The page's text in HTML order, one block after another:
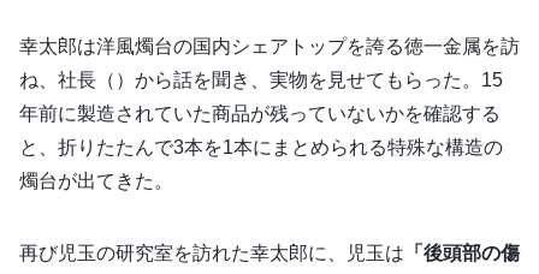
幸太郎は洋風燭台の国内シェアトップを誇る徳一金属を訪
ね、社長（）から話を聞き、実物を見せてもらった。15
年前に製造されていた商品が残っていないかを確認する
と、折りたたんで3本を1本にまとめられる特殊な構造の
燭台が出てきた。
再び児玉の研究室を訪れた幸太郎に、児玉は 「後頭部の傷